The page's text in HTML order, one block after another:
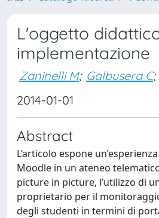
L'oggetto
implementazione
Zaninelli M; Galbusera C;
2014-01-01
Abstract
L’articolo espone
Moodle in un ateneo
picture in picture, l’utilizzo di
proprietario per il
degli studenti in termini di